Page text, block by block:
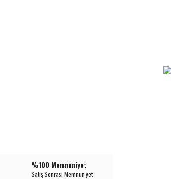
%100 Memnuniyet
Satış Sonrası Memnuniyet